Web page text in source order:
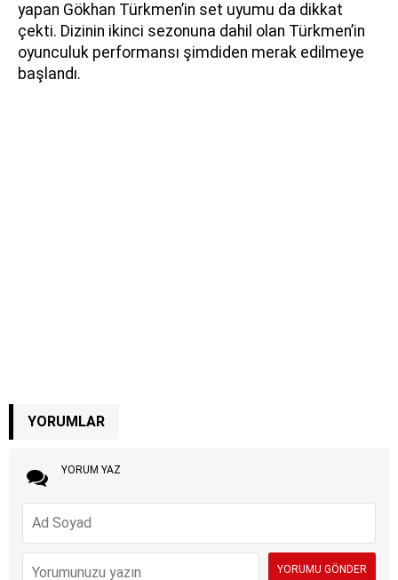
yapan Gökhan Türkmen’in set uyumu da dikkat
çekti. Dizinin ikinci sezonuna dahil olan Türkmen’in
oyunculuk performansı şimdiden merak edilmeye
başlandı.
YORUMLAR
YORUM YAZ